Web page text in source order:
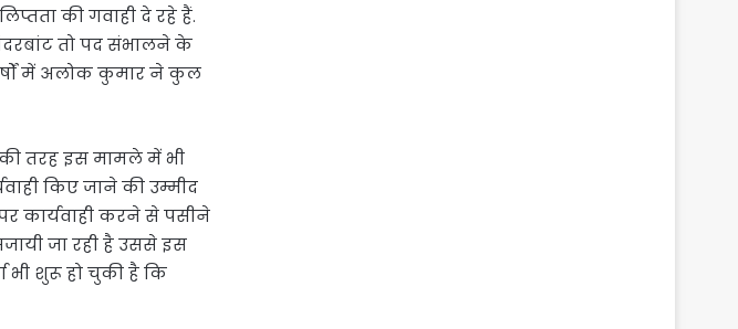
की गवाही दे रहे हैं.
तो पद संभालने के
में अलोक कुमार ने कुल
तरह इस मामले में भी
किए जाने की उम्मीद
कार्यवाही करने से पसीने
जा रही है उससे इस
भी शुरू हो चुकी है कि